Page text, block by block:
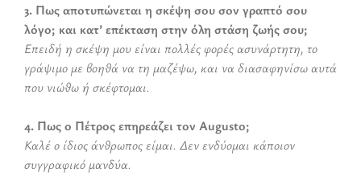
3. Πως αποτυπώνεται η σκέψη σου σον γραπτό σου
λόγο; και κατ’ επέκταση στην όλη στάση ζωής σου;
Επειδή η σκέψη μου είναι πολλές φορές ασυνάρτητη, το
γράψιμο με βοηθά να τη μαζέψω, και να διασαφηνίσω αυτά
που νιώθω ή σκέφτομαι.
4. Πως ο Πέτρος επηρεάζει τον Augusto;
Καλέ ο ίδιος άνθρωπος είμαι. Δεν ενδύομαι κάποιον
συγγραφικό μανδύα.